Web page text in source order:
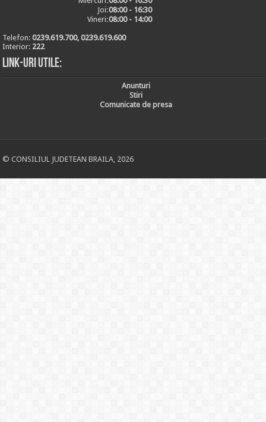
Joi:08:00 - 16:30
Vineri:08:00 - 14:00
Telefon:0239.619.700, 0239.619.600
Interior: 222
Link-uri utile:
Anunturi
Stiri
Comunicate de presa
© CONSILIUL JUDETEAN BRAILA, 2026